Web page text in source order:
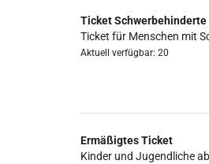
Ticket
Ticket für Menschen mit
Aktuell verfügbar: 20
Ermäßigtes Ticket
Kinder und Jugendliche